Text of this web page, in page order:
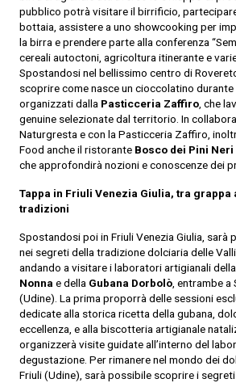
pubblico potrà visitare il birrificio,
bottaia, assistere a uno showcooking per
la birra e prendere parte alla conferenza
cereali autoctoni, agricoltura itinerante e
Spostandosi nel bellissimo centro di
scoprire come nasce un cioccolatino
organizzati dalla Pasticceria Zaffiro, che
genuine selezionate dal territorio. In
Naturgresta e con la Pasticceria Zaffiro,
Food anche il ristorante Bosco dei Pini Neri
che approfondirà nozioni e conoscenze dei
Tappa in Friuli Venezia Giulia, tra
tradizioni
Spostandosi poi in Friuli Venezia Giulia, sarà
nei segreti della tradizione dolciaria delle
andando a visitare i laboratori artigianali della
Nonna e della Gubana Dorbolò, entrambe a
(Udine). La prima proporrà delle sessioni
dedicate alla storica ricetta della gubana,
eccellenza, e alla biscotteria artigianale
organizzerà visite guidate all’interno del
degustazione. Per rimanere nel mondo dei
Friuli (Udine), sarà possibile scoprire i